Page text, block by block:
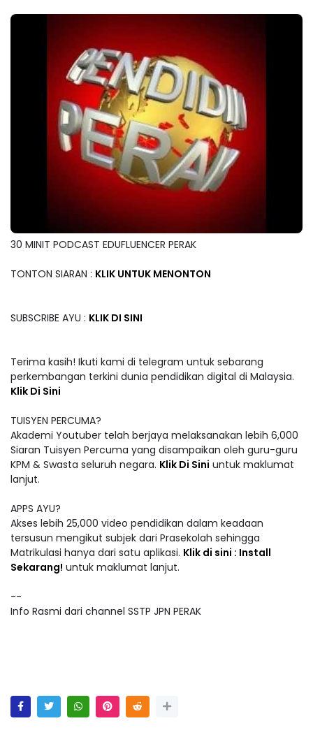
30 MINIT PODCAST EDUFLUENCER PERAK
TONTON SIARAN : KLIK UNTUK MENONTON
SUBSCRIBE AYU : KLIK DI SINI
Terima kasih! Ikuti kami di telegram untuk sebarang
perkembangan terkini dunia pendidikan digital di Malaysia.
Klik Di Sini
TUISYEN PERCUMA?
Akademi Youtuber telah berjaya melaksanakan lebih 6,000
Siaran Tuisyen Percuma yang disampaikan oleh guru-guru
KPM & Swasta seluruh negara. Klik Di Sini untuk maklumat
lanjut.
APPS AYU?
Akses lebih 25,000 video pendidikan dalam keadaan
tersusun mengikut subjek dari Prasekolah sehingga
Matrikulasi hanya dari satu aplikasi. Klik di sini : Install
Sekarang! untuk maklumat lanjut.
--
Info Rasmi dari channel SSTP JPN PERAK